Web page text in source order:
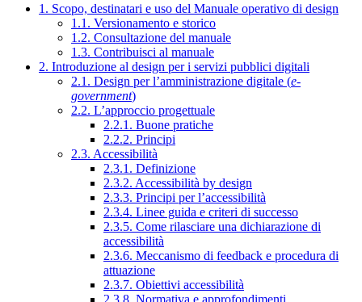
1. Scopo, destinatari e uso del Manuale operativo di design
1.1. Versionamento e storico
1.2. Consultazione del manuale
1.3. Contribuisci al manuale
2. Introduzione al design per i servizi pubblici digitali
2.1. Design per l’amministrazione digitale (e-
government)
2.2. L’approccio progettuale
2.2.1. Buone pratiche
2.2.2. Principi
2.3. Accessibilità
2.3.1. Definizione
2.3.2. Accessibilità by design
2.3.3. Principi per l’accessibilità
2.3.4. Linee guida e criteri di successo
2.3.5. Come rilasciare una dichiarazione di
accessibilità
2.3.6. Meccanismo di feedback e procedura di
attuazione
2.3.7. Obiettivi accessibilità
2.3.8. Normativa e approfondimenti